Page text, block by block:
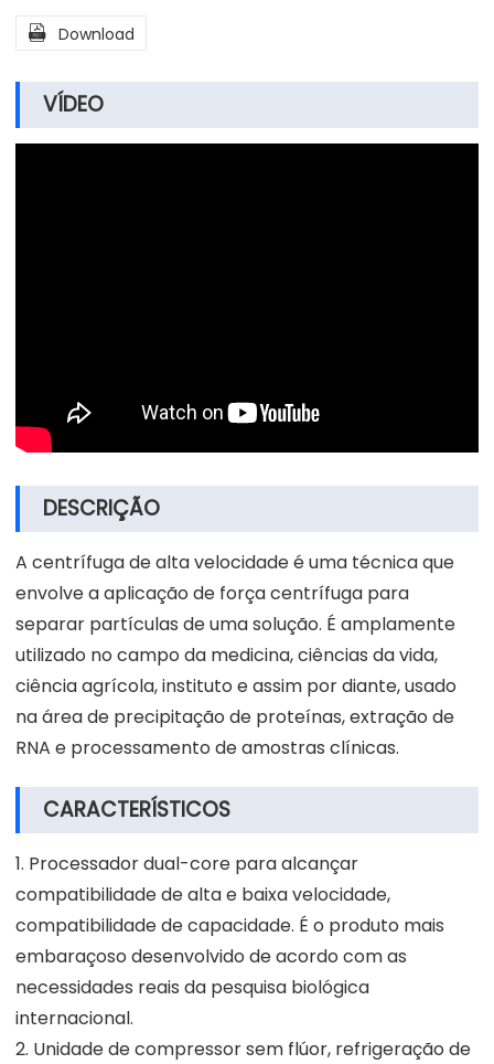
 Download
VÍDEO
DESCRIÇÃO
A centrífuga de alta velocidade é uma técnica que
envolve a aplicação de força centrífuga para
separar partículas de uma solução. É amplamente
utilizado no campo da medicina, ciências da vida,
ciência agrícola, instituto e assim por diante, usado
na área de precipitação de proteínas, extração de
RNA e processamento de amostras clínicas.
CARACTERÍSTICOS
1. Processador dual-core para alcançar
compatibilidade de alta e baixa velocidade,
compatibilidade de capacidade. É o produto mais
embaraçoso desenvolvido de acordo com as
necessidades reais da pesquisa biológica
internacional.
2. Unidade de compressor sem flúor, refrigeração de